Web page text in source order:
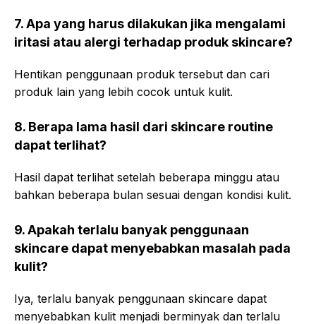
7. Apa yang harus dilakukan jika mengalami
iritasi atau alergi terhadap produk skincare?
Hentikan penggunaan produk tersebut dan cari
produk lain yang lebih cocok untuk kulit.
8. Berapa lama hasil dari skincare routine
dapat terlihat?
Hasil dapat terlihat setelah beberapa minggu atau
bahkan beberapa bulan sesuai dengan kondisi kulit.
9. Apakah terlalu banyak penggunaan
skincare dapat menyebabkan masalah pada
kulit?
Iya, terlalu banyak penggunaan skincare dapat
menyebabkan kulit menjadi berminyak dan terlalu